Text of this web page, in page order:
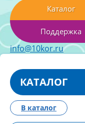
Каталог
Поддержка
info@10kor.ru
КАТАЛОГ
В каталог